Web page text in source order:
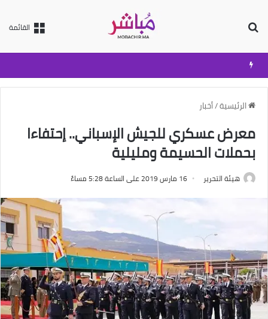
القائمة
الرئيسية/أخبار
معرض عسكري للجيش الإسباني.. إحتفاءا
بحملات الحسيمة ومليلية
هيئة التحرير 16 مارس 2019 على الساعة 5:28 مساءً